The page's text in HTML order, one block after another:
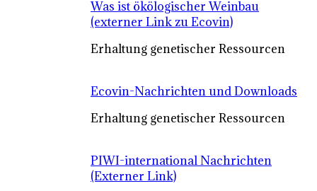
Was ist ökölogischer Weinbau
(externer Link zu Ecovin)
Erhaltung genetischer Ressourcen
Ecovin-Nachrichten und Downloads
Erhaltung genetischer Ressourcen
PIWI-international Nachrichten
(Externer Link)